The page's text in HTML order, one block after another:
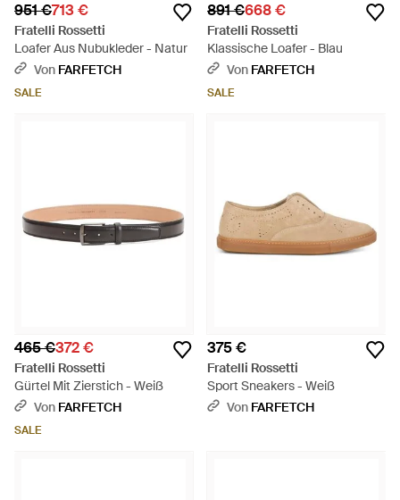
951 €713 €
Fratelli Rossetti
Loafer Aus Nubukleder - Natur
Von FARFETCH
SALE
891 €668 €
Fratelli Rossetti
Klassische Loafer - Blau
Von FARFETCH
SALE
465 €372 €
Fratelli Rossetti
Gürtel Mit Zierstich - Weiß
Von FARFETCH
SALE
375 €
Fratelli Rossetti
Sport Sneakers - Weiß
Von FARFETCH